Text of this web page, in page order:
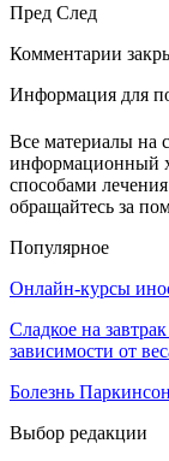
Пред След
Комментарии
Информация для
Все материалы на
информационный
способами
обращайтесь за
Популярное
Онлайн-курсы
Сладкое на
зависимости от
Болезнь
Выбор редакции